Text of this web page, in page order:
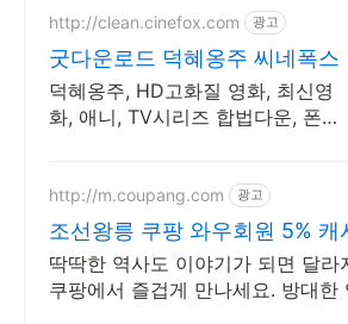
http://clean.cinefox.com 광고
굿다운로드 덕혜옹주 씨네폭스
덕혜옹주, HD고화질 영화, 최신영
화, 애니, TV시리즈 합법다운, 폰
http://m.coupang.com 광고
조선왕릉 쿠팡 와우회원 5% 캐
딱딱한 역사도 이야기가 되면 달라
쿠팡에서 즐겁게 만나세요. 방대한